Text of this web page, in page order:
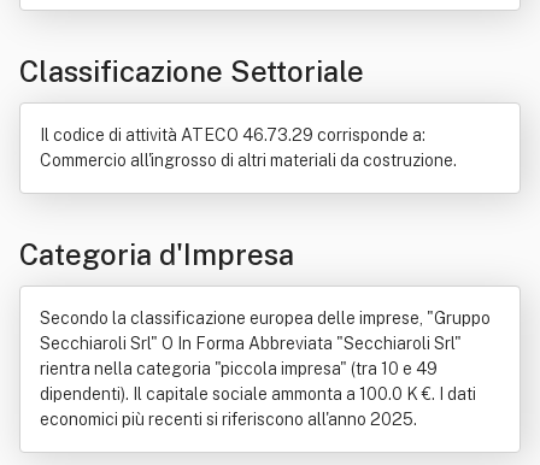
Sviluppo sostenibile
Architettura sostenibile
Classificazione Settoriale
Il codice di attività ATECO 46.73.29 corrisponde a:
Commercio all'ingrosso di altri materiali da costruzione.
Categoria d'Impresa
Secondo la classificazione europea delle imprese, "Gruppo
Secchiaroli Srl" O In Forma Abbreviata "Secchiaroli Srl"
rientra nella categoria "piccola impresa" (tra 10 e 49
dipendenti). Il capitale sociale ammonta a 100.0 K €. I dati
economici più recenti si riferiscono all'anno 2025.